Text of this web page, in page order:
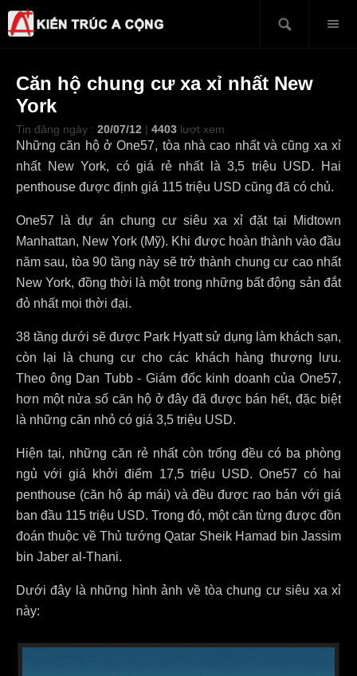
Căn hộ chung cư xa xỉ nhất New
York
Tin đăng ngày : 20/07/12 | 4403 lượt xem
Những căn hộ ở One57, tòa nhà cao nhất và cũng xa xỉ
nhất New York, có giá rẻ nhất là 3,5 triệu USD. Hai
penthouse được định giá 115 triệu USD cũng đã có chủ.
One57 là dự án chung cư siêu xa xỉ đặt tại Midtown
Manhattan, New York (Mỹ). Khi được hoàn thành vào đầu
năm sau, tòa 90 tầng này sẽ trở thành chung cư cao nhất
New York, đồng thời là một trong những bất động sản đắt
đỏ nhất mọi thời đại.
38 tầng dưới sẽ được Park Hyatt sử dụng làm khách sạn,
còn lại là chung cư cho các khách hàng thượng lưu.
Theo ông Dan Tubb - Giám đốc kinh doanh của One57,
hơn một nửa số căn hộ ở đây đã được bán hết, đặc biệt
là những căn nhỏ có giá 3,5 triệu USD.
Hiện tại, những căn rẻ nhất còn trống đều có ba phòng
ngủ với giá khởi điểm 17,5 triệu USD. One57 có hai
penthouse (căn hộ áp mái) và đều được rao bán với giá
ban đầu 115 triệu USD. Trong đó, một căn từng được đồn
đoán thuộc về Thủ tướng Qatar Sheik Hamad bin Jassim
bin Jaber al-Thani.
Dưới đây là những hình ảnh về tòa chung cư siêu xa xỉ
này: